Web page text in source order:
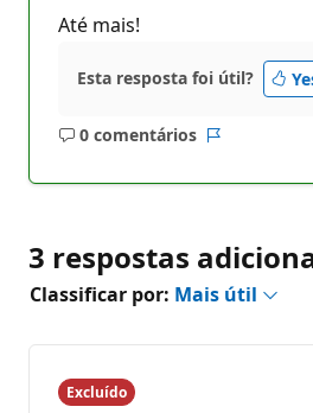
Até mais!
Esta resposta foi útil?
0 comentários
Sem
3 respostas
Classificar por: Mais útil
Excluído